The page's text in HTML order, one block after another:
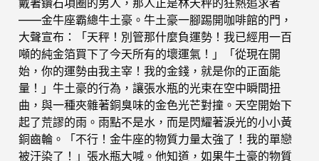
——金牛座霸總牛土豪。牛土豪一腳踢開咖啡館的門，
大聲宣布：「天秤！別管那什麼負運勢！我已經用一百
噸的純金箔買下了今天所有的壞運氣！」「從現在開
始，你的運勢由我主宰！我的金錢，就是你的正面能
量！」牛土豪的行為，讓張水瓶的光束在空中瞬間扭
曲，與一種夾雜著銅臭味的金色光芒對撞。天空開始下
起了荒謬的雨。雨點不是水，而是閃耀著淚光的小小黃
銅齒輪。「不行！金牛座的物質力量太強了！我的單戀
被汙染了！」張水瓶大喊。他知道，如果牛土豪的物質